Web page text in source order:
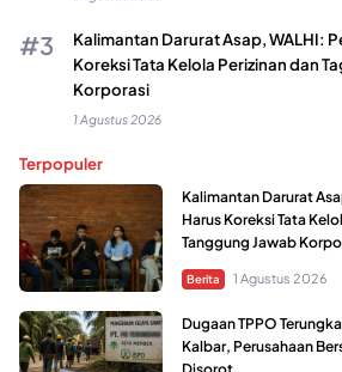
Kalimantan Darurat Asap, WALHI:
Koreksi Tata Kelola Perizinan dan
Korporasi
1 Agustus 2026
Terpopuler
Kalimantan Darurat
Harus Koreksi Tata
Tanggung Jawab
Berita 1 Agustus 2026
Dugaan TPPO
Kalbar, Perusahaan